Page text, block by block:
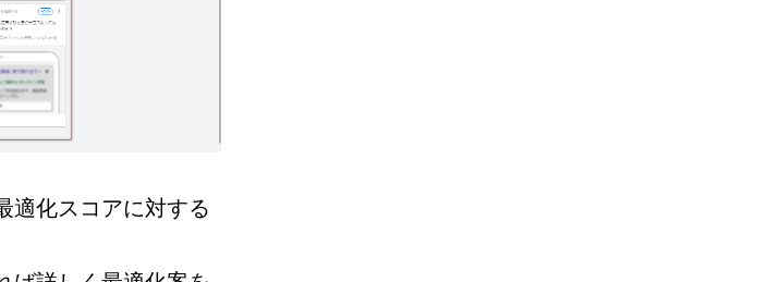
適化スコアに対する